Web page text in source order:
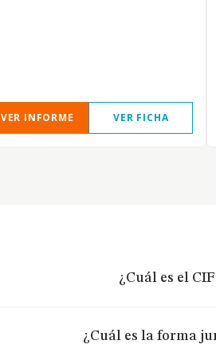
VER INFORME VER FICHA
¿Cuál es el
¿Cuál es la forma